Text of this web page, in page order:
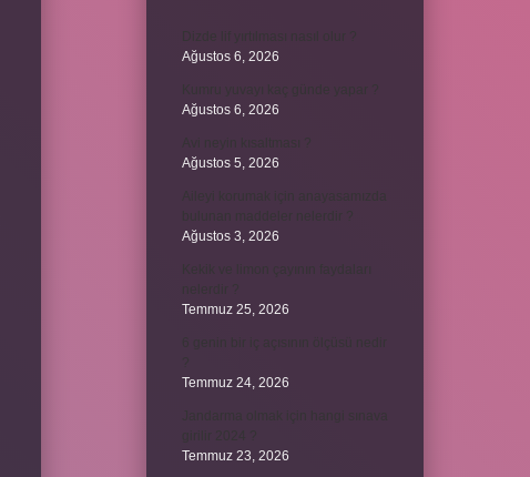
Ağustos 6, 2026
Ağustos 6, 2026
Ağustos 5, 2026
Ağustos 3, 2026
Temmuz 25, 2026
Temmuz 24, 2026
Temmuz 23, 2026